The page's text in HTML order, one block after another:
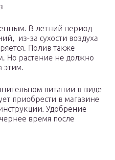
В летний период
из-за сухости воздуха
Полив также
Но растение не должно
этим.
питании в виде
приобрести в магазине
Удобрение
время после